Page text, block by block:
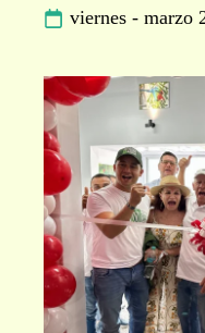
viernes - marzo